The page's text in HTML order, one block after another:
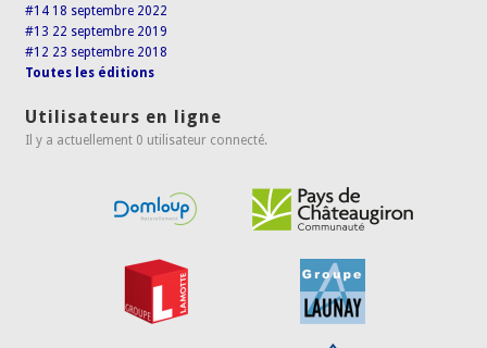
#14 18 septembre 2022
#13 22 septembre 2019
#12 23 septembre 2018
Toutes les éditions
Utilisateurs en ligne
Il y a actuellement 0 utilisateur connecté.